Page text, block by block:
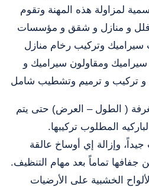
لمزاولة هذه المهنة وتقوم
فلل و منازل و شقق و مؤسسات
وتركيب رخام منازل
ومقاولون سيراميك و
و تركيب و ترميم وتشطيب شامل
( الطول – العرض) حتى يتم
المطلوب تركيبها.
وإزالة إي أوساخ عالقة
جفافها تماماً بعد مهام التنظيف.
الخشبية على الأرضيات